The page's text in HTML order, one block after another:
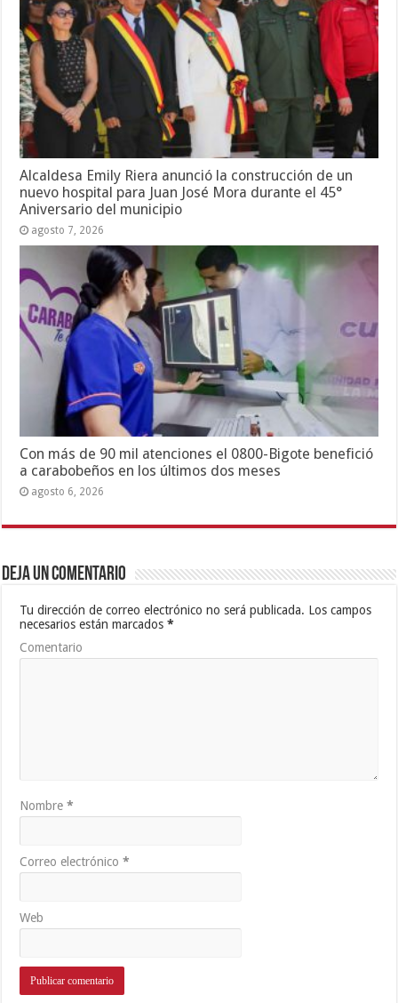
Alcaldesa Emily Riera anunció la construcción de un
nuevo hospital para Juan José Mora durante el 45°
Aniversario del municipio
agosto 7, 2026
Con más de 90 mil atenciones el 0800-Bigote benefició
a carabobeños en los últimos dos meses
agosto 6, 2026
Deja un comentario
Tu dirección de correo electrónico no será publicada. Los campos
necesarios están marcados*
Comentario
Nombre*
Correo electrónico*
Web